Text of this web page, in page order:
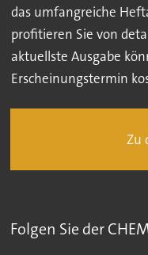
das umfangreiche
profitieren Sie von
aktuellste Ausgabe
Erscheinungstermin
Zu
Folgen Sie der